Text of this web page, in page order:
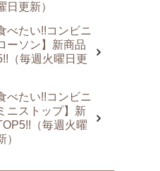
日更新）
べたい!!コンビニ
ーソン】新商品
（毎週火曜日更
べたい!!コンビニ
ニストップ】新
（毎週火曜
）